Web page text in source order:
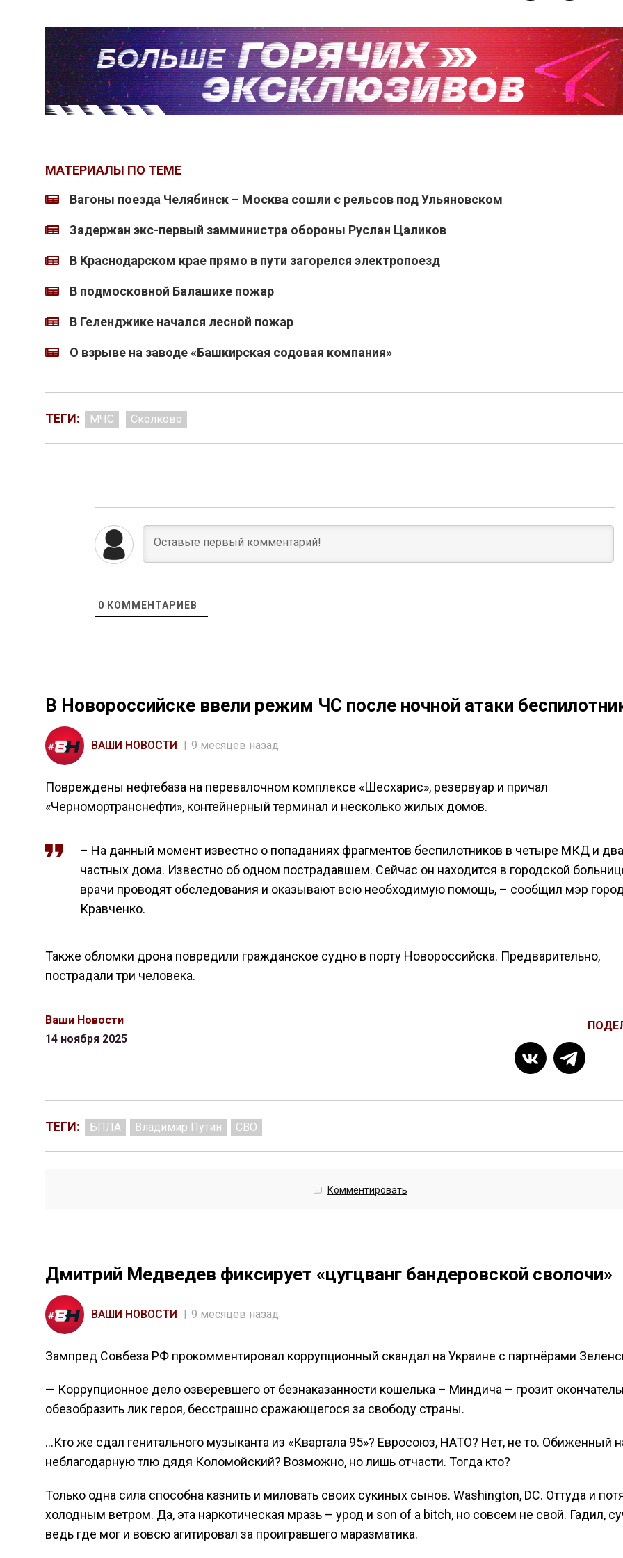
МАТЕРИАЛЫ ПО ТЕМЕ
Вагоны поезда Челябинск – Москва сошли с рельсов под Ульяновском
Задержан экс-первый замминистра обороны Руслан Цаликов
В Краснодарском крае прямо в пути загорелся электропоезд
В подмосковной Балашихе пожар
В Геленджике начался лесной пожар
О взрыве на заводе «Башкирская содовая компания»
ТЕГИ: МЧС Сколково
0 КОММЕНТАРИЕВ
В Новороссийске ввели режим ЧС после ночной атаки
ВАШИ НОВОСТИ 9 месяцев назад
Повреждены нефтебаза на перевалочном комплексе «Шесхарис», резервуар и причал
«Черномортранснефти», контейнерный терминал и несколько жилых домов.
– На данный момент известно о попаданиях фрагментов беспилотников в четыре МКД и два
частных дома. Известно об одном пострадавшем. Сейчас он находится в городской
врачи проводят обследования и оказывают всю необходимую помощь, – сообщил мэр
Кравченко.
Также обломки дрона повредили гражданское судно в порту Новороссийска. Предварительно,
пострадали три человека.
Ваши Новости
14 ноября 2025
ТЕГИ: БПЛА Владимир Путин СВО
Комментировать
Дмитрий Медведев фиксирует «цугцванг бандеровской сволочи»
ВАШИ НОВОСТИ 9 месяцев назад
Зампред Совбеза РФ прокомментировал коррупционный скандал на Украине с партнёрами
— Коррупционное дело озверевшего от безнаказанности кошелька – Миндича – грозит
обезобразить лик героя, бесстрашно сражающегося за свободу страны.
…Кто же сдал генитального музыканта из «Квартала 95»? Евросоюз, НАТО? Нет, не то. Обиженный
неблагодарную тлю дядя Коломойский? Возможно, но лишь отчасти. Тогда кто?
Только одна сила способна казнить и миловать своих сукиных сынов. Washington, DC. Оттуда и
холодным ветром. Да, эта наркотическая мразь – урод и son of a bitch, но совсем не свой. Гадил,
ведь где мог и вовсю агитировал за проигравшего маразматика.